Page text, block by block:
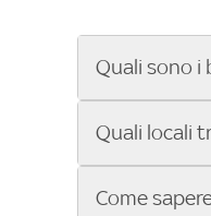
Quali sono i
Se cerchi un
ENILIVE, la
Sky Bar ti
Quali locali
Vuoi sapere
Come